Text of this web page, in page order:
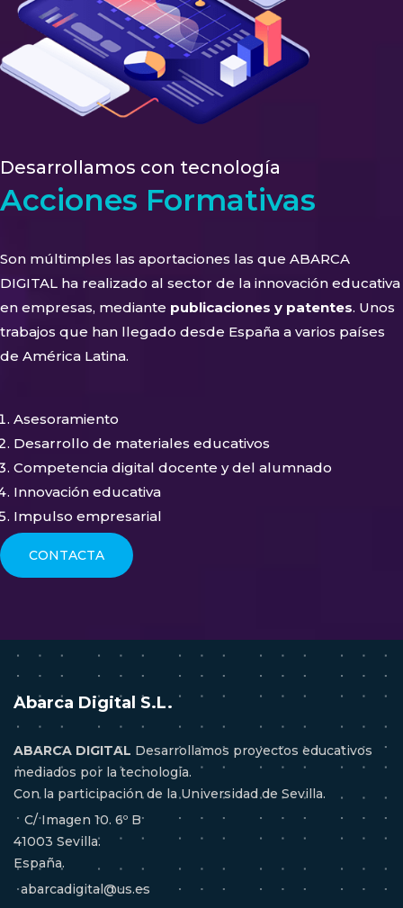
Desarrollamos con tecnología
Acciones Formativas
Son múltimples las aportaciones las que ABARCA
DIGITAL ha realizado al sector de la innovación educativa
en empresas, mediante publicaciones y patentes. Unos
trabajos que han llegado desde España a varios países
de América Latina.
Asesoramiento
Desarrollo de materiales educativos
Competencia digital docente y del alumnado
Innovación educativa
Impulso empresarial
CONTACTA
Abarca Digital S.L.
ABARCA DIGITAL Desarrollamos proyectos educativos
mediados por la tecnología.
Con la participación de la Universidad de Sevilla.
C/ Imagen 10. 6º B
41003 Sevilla.
España.
abarcadigital@us.es